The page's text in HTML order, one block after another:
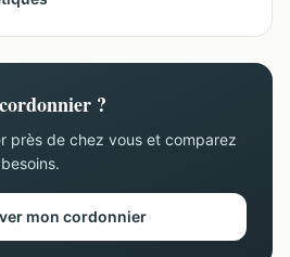
?
près de chez vous et comparez
mon cordonnier